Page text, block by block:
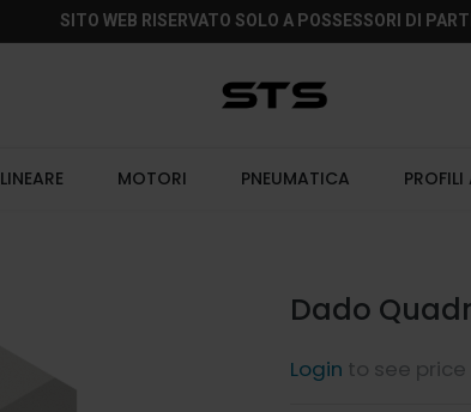
SITO WEB RISERVATO SOLO A POSSESSORI DI
LINEARE MOTORI PNEUMATICA
Dado
Login to see price